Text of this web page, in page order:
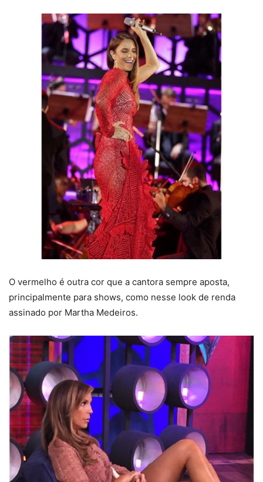
O vermelho é outra cor que a cantora sempre aposta,
principalmente para shows, como nesse look de renda
assinado por Martha Medeiros.